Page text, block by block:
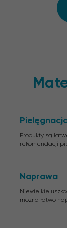
Produkty są
rekomendacji
Naprawa
Niewielkie
można łatwo